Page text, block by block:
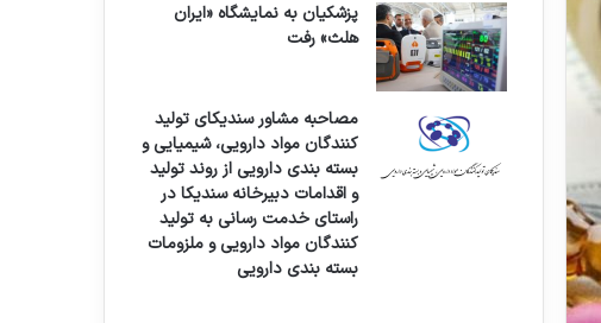
پزشکیان به نمایشگاه «ایران
هلث» رفت
مصاحبه مشاور سندیکای تولید
کنندگان مواد دارویی، شیمیایی و
بسته بندی دارویی از روند تولید
و اقدامات دبیرخانه سندیکا در
راستای خدمت رسانی به تولید
کنندگان مواد دارویی و ملزومات
بسته بندی دارویی